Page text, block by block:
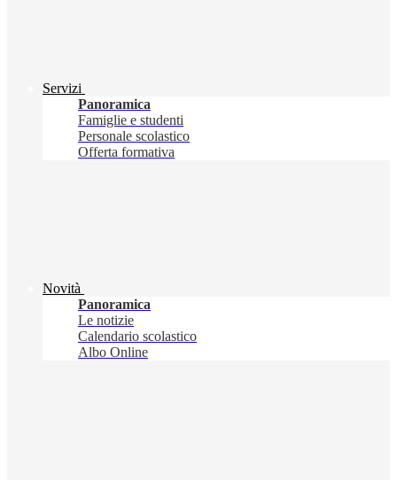
Servizi
Panoramica
Famiglie e studenti
Personale scolastico
Offerta formativa
Novità
Panoramica
Le notizie
Calendario scolastico
Albo Online